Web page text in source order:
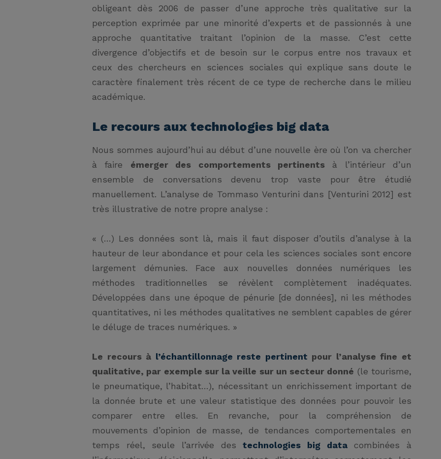
obligeant dès 2006 de passer d’une approche très qualitative sur la
perception exprimée par une minorité d’experts et de passionnés à une
approche quantitative traitant l’opinion de la masse. C’est cette
divergence d’objectifs et de besoin sur le corpus entre nos travaux et
ceux des chercheurs en sciences sociales qui explique sans doute le
caractère finalement très récent de ce type de recherche dans le milieu
académique.
Le recours aux technologies big data
Nous sommes aujourd’hui au début d’une nouvelle ère où l’on va chercher
à faire émerger des comportements pertinentsà l’intérieur d’un
ensemble de conversations devenu trop vaste pour être étudié
manuellement. L’analyse de Tommaso Venturini dans [Venturini 2012] est
très illustrative de notre propre analyse :
« (…) Les données sont là, mais il faut disposer d’outils d’analyse à la
hauteur de leur abondance et pour cela les sciences sociales sont encore
largement démunies. Face aux nouvelles données numériques les
méthodes traditionnelles se révèlent complètement inadéquates.
Développées dans une époque de pénurie [de données], ni les méthodes
quantitatives, ni les méthodes qualitatives ne semblent capables de gérer
le déluge de traces numériques. »
Le recours à l’échantillonnage reste pertinent pour l’analyse fine et
qualitative, par exemple sur la veille sur un secteur donné (le tourisme,
le pneumatique, l’habitat…), nécessitant un enrichissement important de
la donnée brute et une valeur statistique des données pour pouvoir les
comparer entre elles. En revanche, pour la compréhension de
mouvements d’opinion de masse, de tendances comportementales en
temps réel, seule l’arrivée destechnologies big datacombinées à